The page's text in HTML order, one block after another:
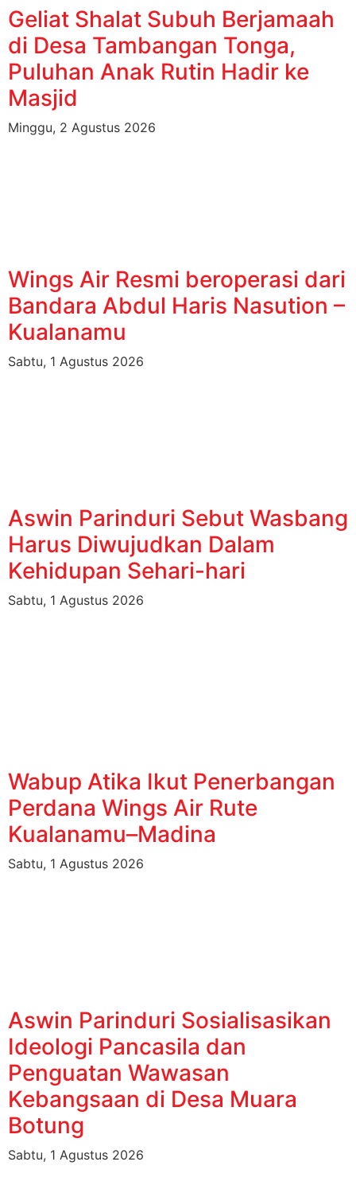
Geliat Shalat Subuh Berjamaah
di Desa Tambangan Tonga,
Puluhan Anak Rutin Hadir ke
Masjid
Minggu, 2 Agustus 2026
Wings Air Resmi beroperasi dari
Bandara Abdul Haris Nasution –
Kualanamu
Sabtu, 1 Agustus 2026
Aswin Parinduri Sebut Wasbang
Harus Diwujudkan Dalam
Kehidupan Sehari-hari
Sabtu, 1 Agustus 2026
Wabup Atika Ikut Penerbangan
Perdana Wings Air Rute
Kualanamu–Madina
Sabtu, 1 Agustus 2026
Aswin Parinduri Sosialisasikan
Ideologi Pancasila dan
Penguatan Wawasan
Kebangsaan di Desa Muara
Botung
Sabtu, 1 Agustus 2026